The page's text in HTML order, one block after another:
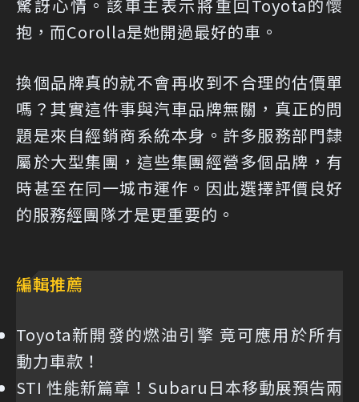
驚訝心情。該車主表示將重回Toyota的懷
抱，而Corolla是她開過最好的車。
換個品牌真的就不會再收到不合理的估價單
嗎？其實這件事與汽車品牌無關，真正的問
題是來自經銷商系統本身。許多服務部門隸
屬於大型集團，這些集團經營多個品牌，有
時甚至在同一城市運作。因此選擇評價良好
的服務經團隊才是更重要的。
編輯推薦
Toyota新開發的燃油引擎 竟可應用於所有
動力車款！
STI 性能新篇章！Subaru日本移動展預告兩